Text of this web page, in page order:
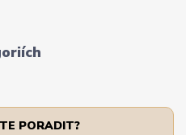
PORADIT?